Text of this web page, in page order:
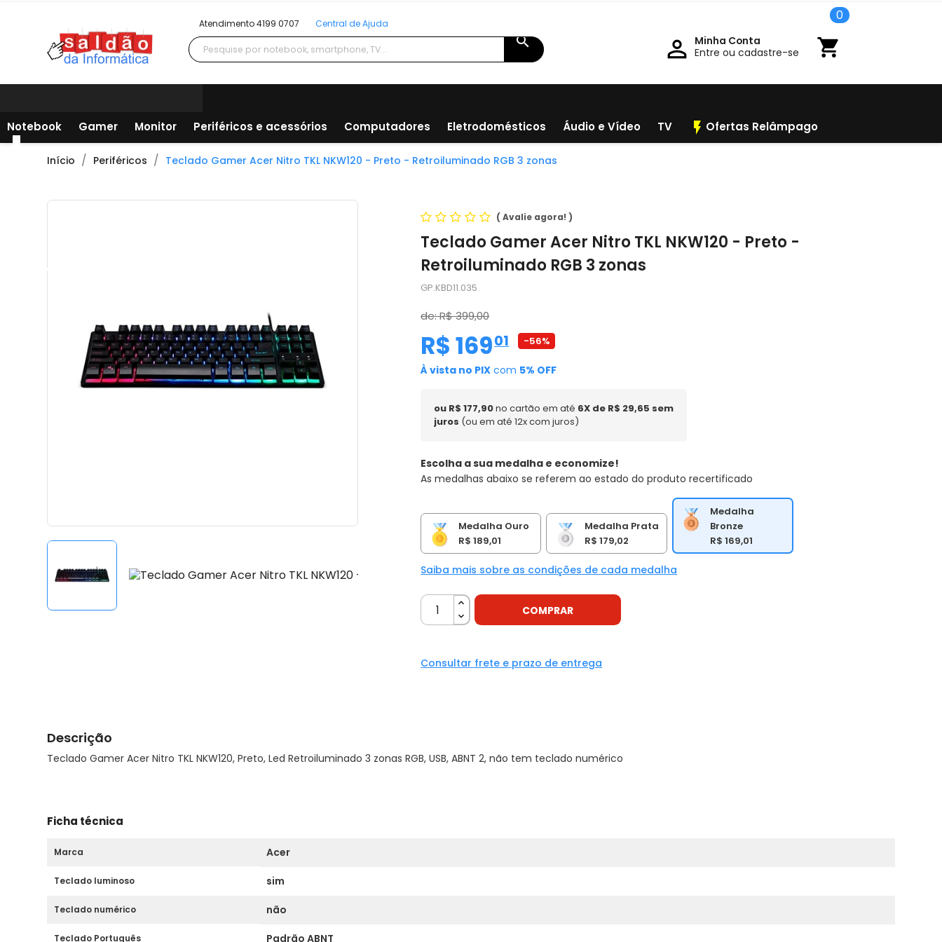
Atendimento 4199 0707 Central de Ajuda
search  Minha Conta
Entre ou cadastre-se
shopping_cart
0
Todos os departamentos
Notebook Gamer Monitor Periféricos e acessórios Computadores Eletrodomésticos Áudio e Vídeo TV flash_on Ofertas Relâmpago
Início Periféricos Teclado Gamer Acer Nitro TKL NKW120 - Preto - Retroiluminado RGB 3 zonas
(Avalie agora!)
Teclado Gamer Acer Nitro TKL NKW120 - Preto -
Retroiluminado RGB 3 zonas
GP.KBD11.035
de: R$ 399,00
R$ 169,
01 -56%
À vista no PIX com 5% OFF
ou R$ 177,90no cartão em até 6X de R$ 29,65 sem
juros (ou em até 12x com juros)
Escolha a sua medalha e economize!
As medalhas abaixo se referem ao estado do produto recertificado
Medalha Ouro
R$ 189,01
Medalha Prata
R$ 179,02
Medalha
Bronze
R$ 169,01
Saiba mais sobre as condições de cada medalha
COMPRAR
Consultar frete e prazo de entrega
Descrição
Teclado Gamer Acer Nitro TKL NKW120, Preto, Led Retroiluminado 3 zonas RGB, USB, ABNT 2, não tem teclado numérico
Ficha técnica
Marca Acer
Teclado luminoso sim
Teclado numérico não
Teclado Português Padrão ABNT